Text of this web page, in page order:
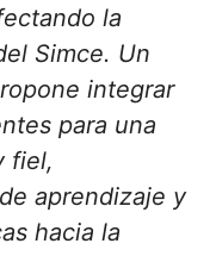
la
Simce. Un
integrar
para una
fiel,
aprendizaje y
hacia la